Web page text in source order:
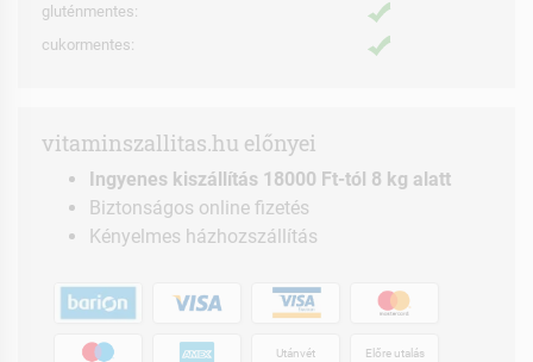
gluténmentes:
cukormentes:
vitaminszallitas.hu előnyei
Ingyenes kiszállítás 18000 Ft-tól 8 kg alatt
Biztonságos online fizetés
Kényelmes házhozszállítás
Utánvét Előre utalás